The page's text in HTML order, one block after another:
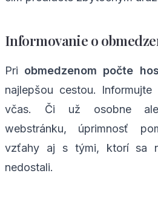
Informovanie o
Pri obmedzenom počte
najlepšou cestou.
včas. Či už osobne
webstránku, úprimnosť
vzťahy aj s tými, ktorí sa
nedostali.